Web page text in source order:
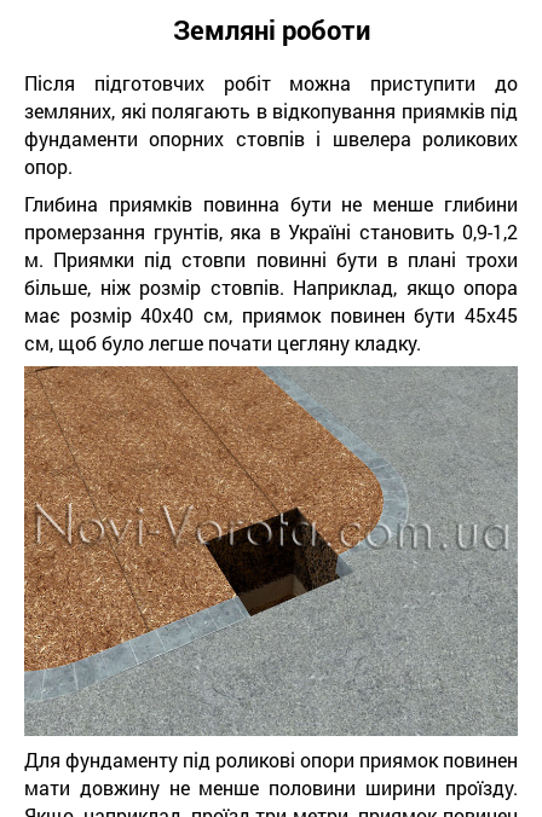
Земляні роботи
Після підготовчих робіт можна приступити до
земляних, які полягають в відкопування приямків під
фундаменти опорних стовпів і швелера роликових
опор.
Глибина приямків повинна бути не менше глибини
промерзання грунтів, яка в Україні становить 0,9-1,2
м. Приямки під стовпи повинні бути в плані трохи
більше, ніж розмір стовпів. Наприклад, якщо опора
має розмір 40х40 см, приямок повинен бути 45х45
см, щоб було легше почати цегляну кладку.
Для фундаменту під роликові опори приямок повинен
мати довжину не менше половини ширини проїзду.